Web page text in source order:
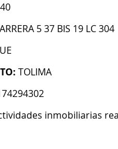
5 37 BIS 19 LC 304
TOLIMA
inmobiliarias